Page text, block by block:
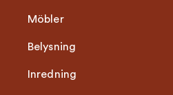
Möbler
Belysning
Inredning